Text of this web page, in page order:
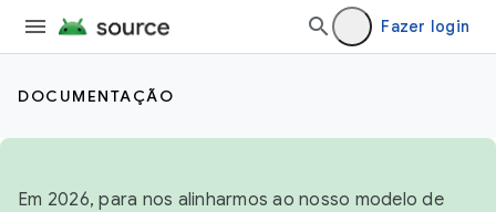
Fazer login
DOCUMENTAÇÃO
Em 2026, para nos alinharmos ao nosso modelo de